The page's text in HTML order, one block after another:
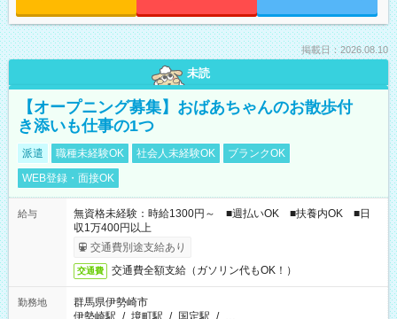
掲載日：2026.08.10
未読
【オープニング募集】おばあちゃんのお散歩付
き添いも仕事の1つ
派遣 職種未経験OK 社会人未経験OK
ブランクOK
WEB登録・面接OK
給与
無資格未経験：時給1300円～ ■週払いOK ■扶養内OK ■日
収1万400円以上
交通費別途支給あり
交通費 交通費全額支給（ガソリン代もOK！）
勤務地
群馬県伊勢崎市
伊勢崎駅 / 境町駅 / 国定駅 / …